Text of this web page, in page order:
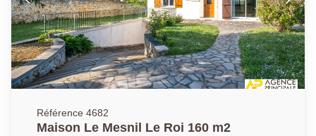
Référence 4682
Maison Le Mesnil Le Roi 160 m2